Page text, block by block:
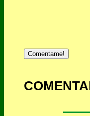
Comentame!